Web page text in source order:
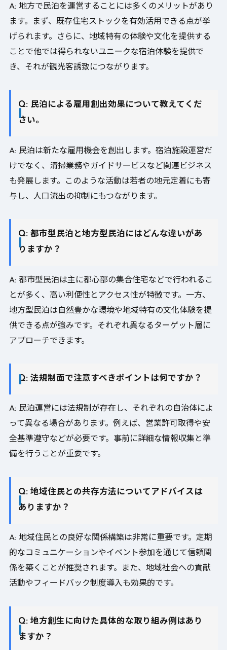
A: 地方で民泊を運営することには多くのメリットがあり
ます。まず、既存住宅ストックを有効活用できる点が挙
げられます。さらに、地域特有の体験や文化を提供する
ことで他では得られないユニークな宿泊体験を提供で
き、それが観光客誘致につながります。
Q: 民泊による雇用創出効果について教えてくだ
さい。
A: 民泊は新たな雇用機会を創出します。宿泊施設運営だ
けでなく、清掃業務やガイドサービスなど関連ビジネス
も発展します。このような活動は若者の地元定着にも寄
与し、人口流出の抑制にもつながります。
Q: 都市型民泊と地方型民泊にはどんな違いがあ
りますか？
A: 都市型民泊は主に都心部の集合住宅などで行われるこ
とが多く、高い利便性とアクセス性が特徴です。一方、
地方型民泊は自然豊かな環境や地域特有の文化体験を提
供できる点が強みです。それぞれ異なるターゲット層に
アプローチできます。
Q: 法規制面で注意すべきポイントは何ですか？
A: 民泊運営には法規制が存在し、それぞれの自治体によ
って異なる場合があります。例えば、営業許可取得や安
全基準遵守などが必要です。事前に詳細な情報収集と準
備を行うことが重要です。
Q: 地域住民との共存方法についてアドバイスは
ありますか？
A: 地域住民との良好な関係構築は非常に重要です。定期
的なコミュニケーションやイベント参加を通じて信頼関
係を築くことが推奨されます。また、地域社会への貢献
活動やフィードバック制度導入も効果的です。
Q: 地方創生に向けた具体的な取り組み例はあり
ますか？